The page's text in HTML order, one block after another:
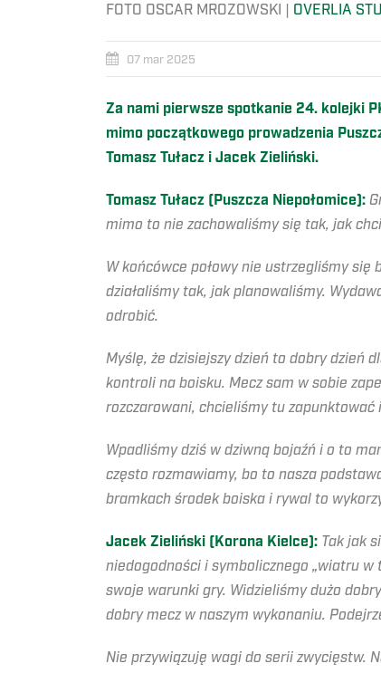
FOTO OSCAR MROZOWSKI | OVERLIA
07 mar 2025
Za nami pierwsze spotkanie 24. kolejki
mimo początkowego prowadzenia
Tomasz Tułacz i Jacek Zieliński.
Tomasz Tułacz (Puszcza Niepołomice):
mimo to nie zachowaliśmy się tak, jak
W końcówce połowy nie ustrzegliśmy się
działaliśmy tak, jak planowaliśmy.
odrobić.
Myślę, że dzisiejszy dzień to dobry dzień
kontroli na boisku. Mecz sam w sobie
rozczarowani, chcieliśmy tu zapunktować
Wpadliśmy dziś w dziwną bojaźń i o to
często rozmawiamy, bo to nasza
bramkach środek boiska i rywal to
Jacek Zieliński (Korona Kielce): Tak jak
niedogodności i symbolicznego „wiatru
swoje warunki gry. Widzieliśmy dużo
dobry mecz w naszym wykonaniu.
Nie przywiązuję wagi do serii zwycięstw.